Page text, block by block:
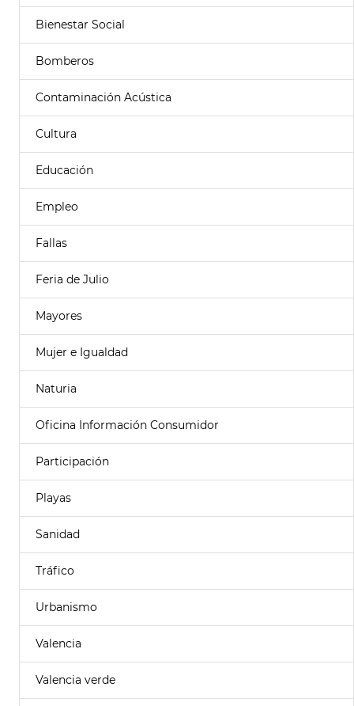
Bienestar Social
Bomberos
Contaminación Acústica
Cultura
Educación
Empleo
Fallas
Feria de Julio
Mayores
Mujer e Igualdad
Naturia
Oficina Información Consumidor
Participación
Playas
Sanidad
Tráfico
Urbanismo
Valencia
Valencia verde